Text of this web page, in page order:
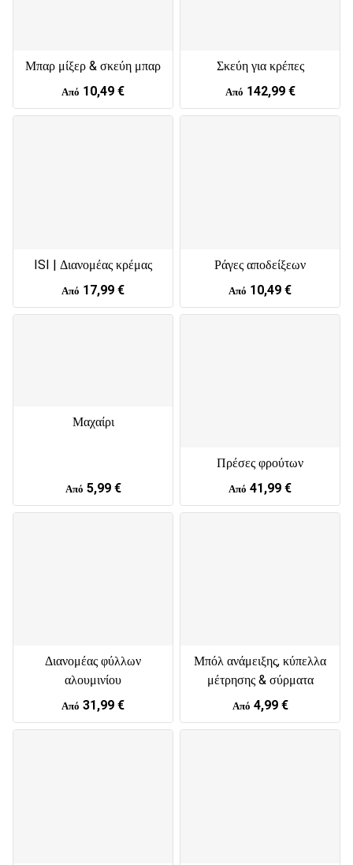
Μπαρ μίξερ & σκεύη μπαρ
Από 10,49 €
Σκεύη για κρέπες
Από 142,99 €
ISI | Διανομέας κρέμας
Από 17,99 €
Ράγες αποδείξεων
Από 10,49 €
Μαχαίρι
Από 5,99 €
Πρέσες φρούτων
Από 41,99 €
Διανομέας φύλλων
αλουμινίου
Από 31,99 €
Μπόλ ανάμειξης, κύπελλα
μέτρησης & σύρματα
Από 4,99 €